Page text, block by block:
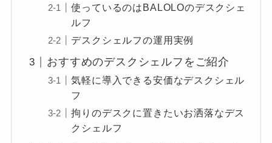
使っているのはBALOLOのデスクシェ
ルフ
デスクシェルフの運用実例
おすすめのデスクシェルフをご紹介
気軽に導入できる安価なデスクシェル
フ
拘りのデスクに置きたいお洒落なデス
クシェルフ